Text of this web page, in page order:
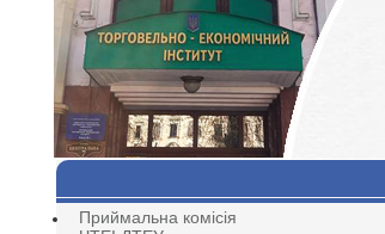
Приймальна комісія